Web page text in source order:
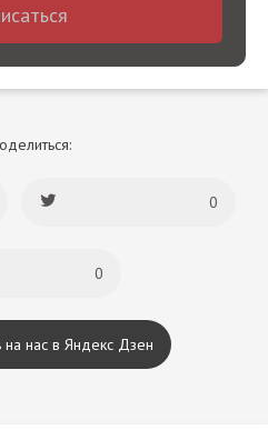
0
0
нас в Яндекс Дзен